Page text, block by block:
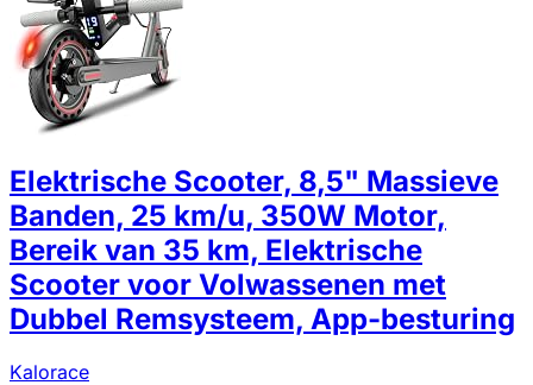
Elektrische Scooter, 8,5" Massieve
Banden, 25 km/u, 350W Motor,
Bereik van 35 km, Elektrische
Scooter voor Volwassenen met
Dubbel Remsysteem, App-besturing
Kalorace